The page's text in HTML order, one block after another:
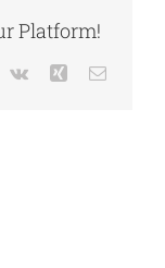
Platform!
Vk Xing Email